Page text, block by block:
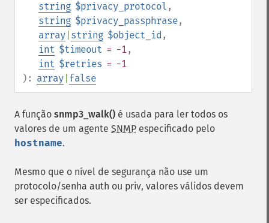
string $privacy_protocol ,
string $privacy_passphrase,
array string $object_id ,
int $timeout = -1,
int $retries = -1
): array false
A função snmp3_walk() é usada para ler todos os
valores de um agente SNMP especificado pelo
hostname.
Mesmo que o nível de segurança não use um
protocolo/senha auth ou priv, valores válidos devem
ser especificados.